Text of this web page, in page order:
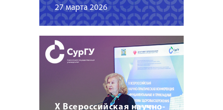
27 марта 2026
X Всероссийская научно-